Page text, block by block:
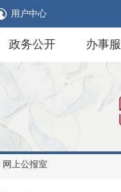
用户中心
政务公开 办事
网上公报室